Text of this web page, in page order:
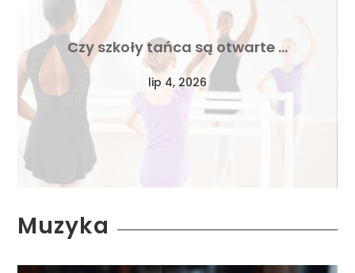
Czy szkoły tańca są otwarte …
lip 4, 2026
Muzyka